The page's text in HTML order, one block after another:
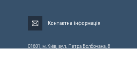
Контактна інформація
01601, м.Київ, вул. Петра Болбочана, 8